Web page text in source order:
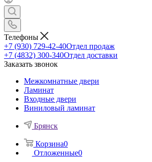
Телефоны
+7 (930) 729-42-40Отдел продаж
+7 (4832) 300-340Отдел доставки
Заказать звонок
Межкомнатные двери
Ламинат
Входные двери
Виниловый ламинат
Брянск
Корзина0
Отложенные0